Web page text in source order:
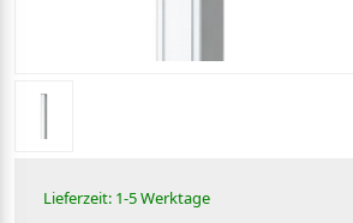
Lieferzeit: 1-5 Werktage